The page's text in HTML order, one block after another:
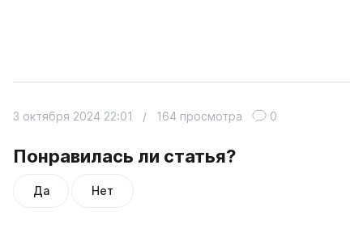
Понравилась ли статья?
Да Нет
3 октября 2024 22:01 / 164 просмотра 0